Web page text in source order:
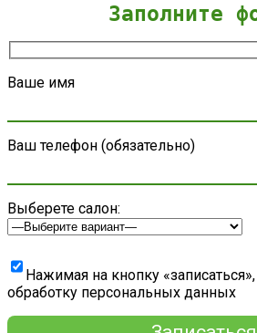
Заполните
Ваше имя
Ваш телефон (обязательно)
Выберете салон:
Нажимая на кнопку
обработку персональных данных